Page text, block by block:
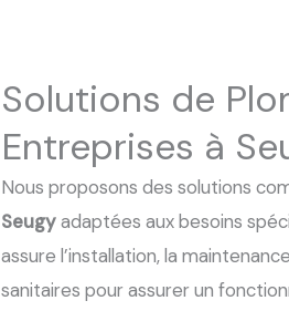
Solutions de
Entreprises à
Nous proposons des solutions
Seugyadaptées aux besoins
assure l’installation, la
sanitaires pour assurer un